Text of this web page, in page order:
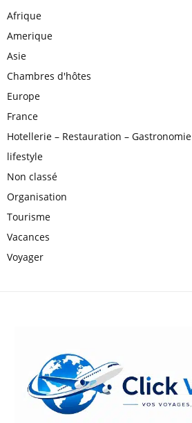
Afrique
Amerique
Asie
Chambres d'hôtes
Europe
France
Hotellerie – Restauration – Gastronomie
lifestyle
Non classé
Organisation
Tourisme
Vacances
Voyager